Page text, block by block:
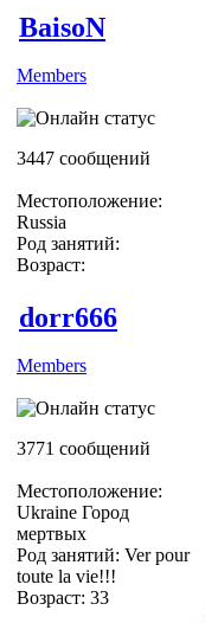
BaisoN
Members
3447 сообщений
Местоположение:
Russia
Род занятий:
Возраст:
dorr666
Members
3771 сообщений
Местоположение:
Ukraine Город
мертвых
Род занятий: Ver pour
toute la vie!!!
Возраст: 33